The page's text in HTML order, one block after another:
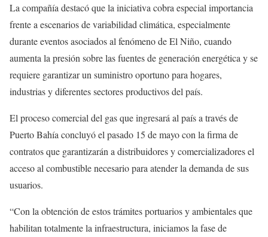
La compañía destacó que la iniciativa cobra especial importancia
frente a escenarios de variabilidad climática, especialmente
durante eventos asociados al fenómeno de El Niño, cuando
aumenta la presión sobre las fuentes de generación energética y se
requiere garantizar un suministro oportuno para hogares,
industrias y diferentes sectores productivos del país.
El proceso comercial del gas que ingresará al país a través de
Puerto Bahía concluyó el pasado 15 de mayo con la firma de
contratos que garantizarán a distribuidores y comercializadores el
acceso al combustible necesario para atender la demanda de sus
usuarios.
“Con la obtención de estos trámites portuarios y ambientales que
habilitan totalmente la infraestructura, iniciamos la fase de